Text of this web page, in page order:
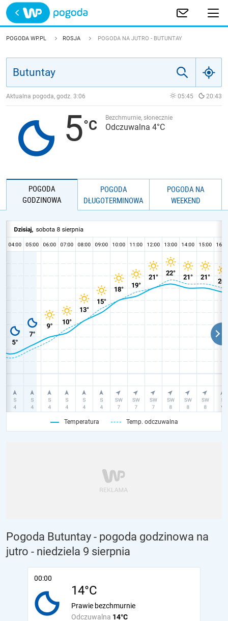
Trwa ładowanie
POLSKA
JAKOŚĆ POWIETRZA
POGODA WP.PL ROSJA POGODA NA JUTRO - BUTUNTAY
Aktualna pogoda, godz. 3:06 05:45 20:43
5 Bezchmurnie, słonecznie
Odczuwalna 4°C
POGODA
GODZINOWA
POGODA
DŁUGOTERMINOWA
POGODA NA
WEEKEND
Temperatura Temp. odczuwalna
Pogoda Butuntay - pogoda godzinowa na
jutro - niedziela 9 sierpnia
00:00
14°C
Odczuwalna 14°C
Prawie bezchmurnie